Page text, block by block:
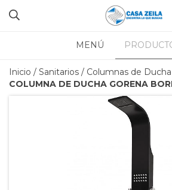
MENÚ
Inicio / Sanitarios / Columnas de Ducha
COLUMNA DE DUCHA GORENA